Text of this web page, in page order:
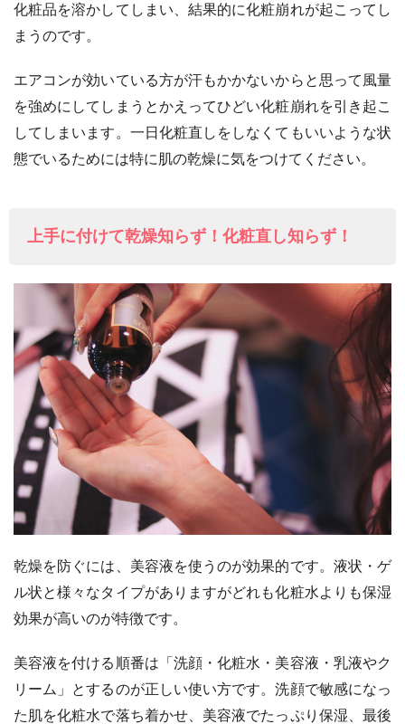
化粧品を溶かしてしまい、結果的に化粧崩れが起こってし
まうのです。
エアコンが効いている方が汗もかかないからと思って風量
を強めにしてしまうとかえってひどい化粧崩れを引き起こ
してしまいます。一日化粧直しをしなくてもいいような状
態でいるためには特に肌の乾燥に気をつけてください。
上手に付けて乾燥知らず！化粧直し知らず！
乾燥を防ぐには、美容液を使うのが効果的です。液状・ゲ
ル状と様々なタイプがありますがどれも化粧水よりも保湿
効果が高いのが特徴です。
美容液を付ける順番は「洗顔・化粧水・美容液・乳液やク
リーム」とするのが正しい使い方です。洗顔で敏感になっ
た肌を化粧水で落ち着かせ、美容液でたっぷり保湿、最後